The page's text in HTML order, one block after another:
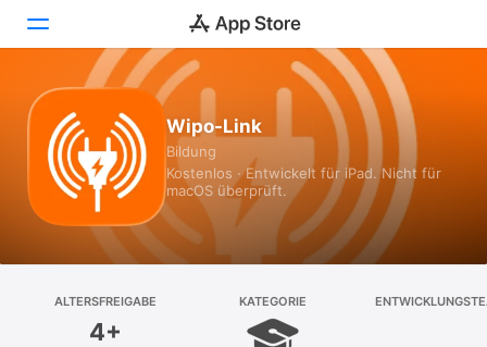
Heute
Spiele
Apps
Arcade
Plattform
Wipo-Link
Bildung
Kostenlos · Entwickelt für iPad. Nicht für
macOS überprüft.
ALTERSFREIGABE
4+
KATEGORIE